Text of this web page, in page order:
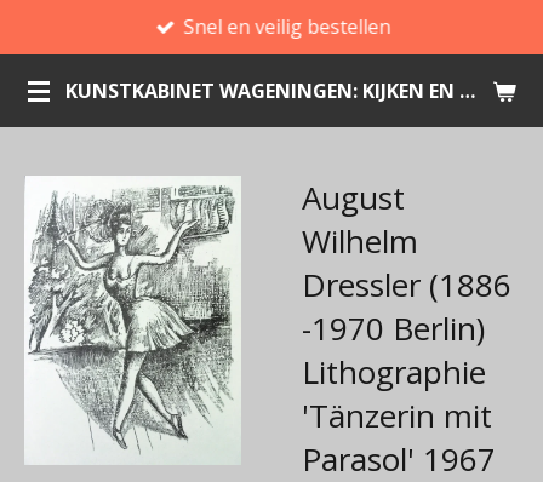
direct
naar
de
KUNSTKABINET WAGENINGEN: KIJKEN EN KOPEN
Snel en veilig bestellen
August
Wilhelm
Dressler (1886
-1970 Berlin)
Lithographie
'Tänzerin mit
Parasol' 1967